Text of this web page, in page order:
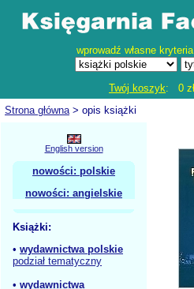
wprowadź własne
Twój koszyk: 0
Strona główna> opis książki
English version
nowości: polskie
nowości: angielskie
Książki:
• wydawnictwa polskie
podział tematyczny
• wydawnictwa